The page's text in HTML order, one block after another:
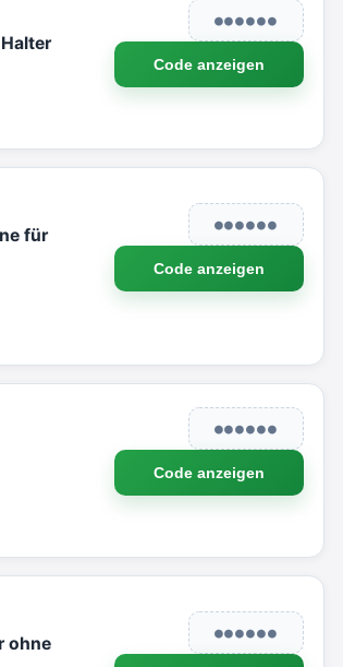
●●●●●●
Code anzeigen
für
●●●●●●
Code anzeigen
●●●●●●
Code anzeigen
ohne
●●●●●●